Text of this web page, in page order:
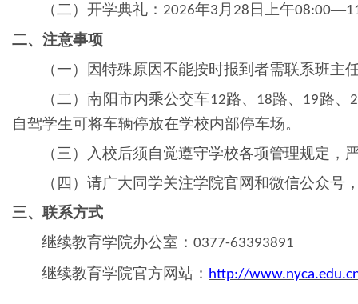
（二）开学典礼： 2026年3 月 28 日上午08:00—1
二、注意事项
（一）因特殊原因不能按时报到者需联系班
（二）南阳市内乘公交车12路、 18路、 19路、
自驾学生可将车辆停放在学校内部停车场。
（三）入校后须自觉遵守学校各项管理规定，
（四）请广大同学关注学院官网和微信公众号
三、联系方式
继续教育学院办公室： 0377-63393891
继续教育学院官方网站： http://